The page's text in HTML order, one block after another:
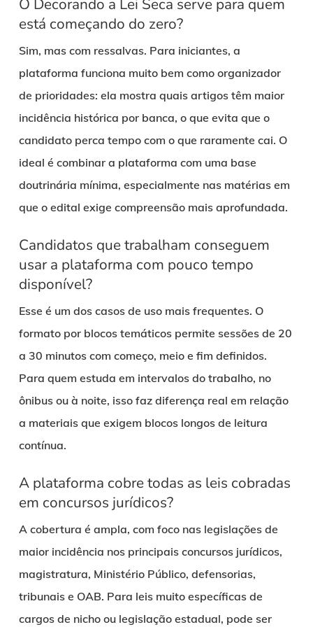
O Decorando a Lei Seca serve para quem
está começando do zero?
Sim, mas com ressalvas. Para iniciantes, a
plataforma funciona muito bem como organizador
de prioridades: ela mostra quais artigos têm maior
incidência histórica por banca, o que evita que o
candidato perca tempo com o que raramente cai. O
ideal é combinar a plataforma com uma base
doutrinária mínima, especialmente nas matérias em
que o edital exige compreensão mais aprofundada.
Candidatos que trabalham conseguem
usar a plataforma com pouco tempo
disponível?
Esse é um dos casos de uso mais frequentes. O
formato por blocos temáticos permite sessões de 20
a 30 minutos com começo, meio e fim definidos.
Para quem estuda em intervalos do trabalho, no
ônibus ou à noite, isso faz diferença real em relação
a materiais que exigem blocos longos de leitura
contínua.
A plataforma cobre todas as leis cobradas
em concursos jurídicos?
A cobertura é ampla, com foco nas legislações de
maior incidência nos principais concursos jurídicos,
magistratura, Ministério Público, defensorias,
tribunais e OAB. Para leis muito específicas de
cargos de nicho ou legislação estadual, pode ser